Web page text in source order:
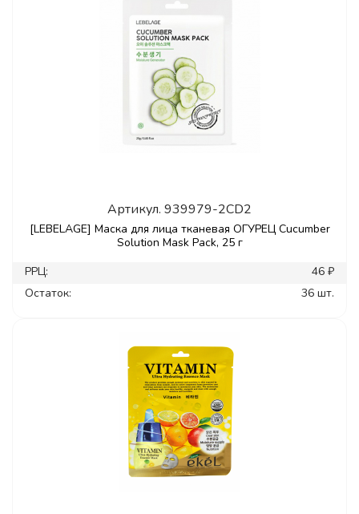
Артикул. 939979-2CD2
[LEBELAGE] Маска для лица тканевая ОГУРЕЦ Cucumber
Solution Mask Pack, 25 г
РРЦ:
46 ₽
Остаток:
36 шт.